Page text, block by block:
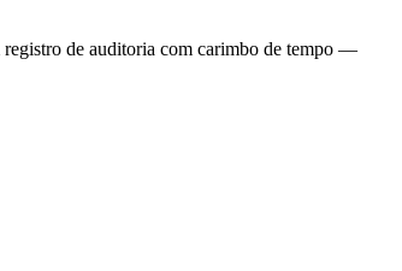
registro de auditoria com carimbo de tempo —